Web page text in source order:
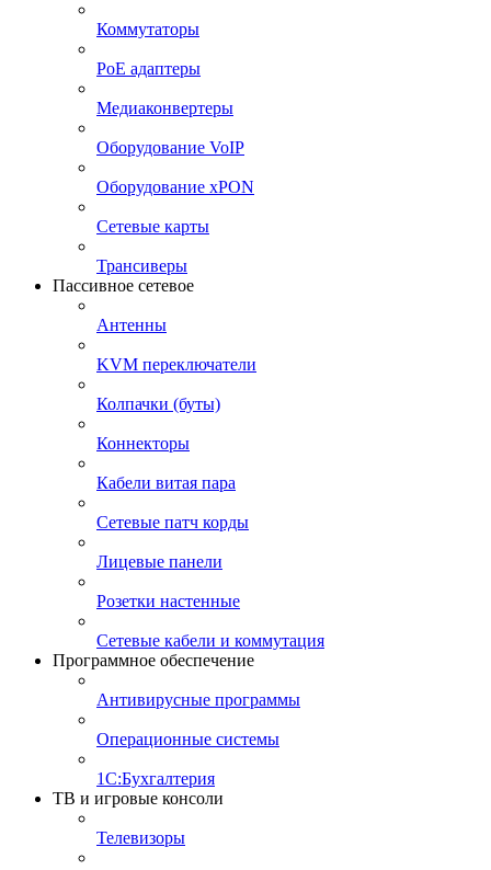
Коммутаторы
PoE адаптеры
Медиаконвертеры
Оборудование VoIP
Оборудование xPON
Сетевые карты
Трансиверы
Пассивное сетевое
Антенны
KVM переключатели
Колпачки (буты)
Коннекторы
Кабели витая пара
Сетевые патч корды
Лицевые панели
Розетки настенные
Сетевые кабели и коммутация
Программное обеспечение
Антивирусные программы
Операционные системы
1С:Бухгалтерия
ТВ и игровые консоли
Телевизоры